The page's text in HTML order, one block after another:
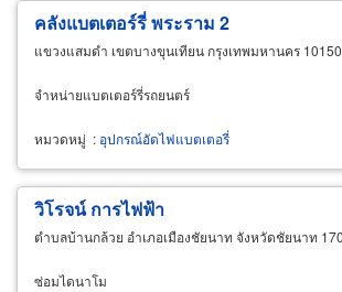
คลังแบตเตอร์รี่ พระราม 2
แขวงแสมดำ เขตบางขุนเทียน กรุงเทพมหานคร 10150
จำหน่ายแบตเตอร์รี่รถยนตร์
หมวดหมู่ : อุปกรณ์อัดไฟแบตเตอรี่
วิโรจน์ การไฟฟ้า
ตำบลบ้านกล้วย อำเภอเมืองชัยนาท จังหวัดชัยนาท
ซ่อมไดนาโม